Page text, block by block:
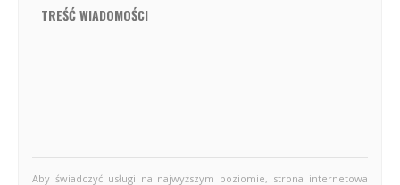
Aby świadczyć usługi na najwyższym poziomie, strona internetowa